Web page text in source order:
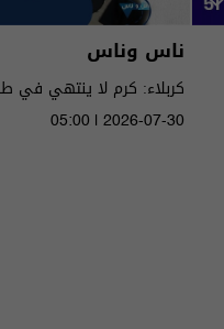
ناس وناس
كربلاء: كرم لا ينتهي في
05:00 | 2026-07-30